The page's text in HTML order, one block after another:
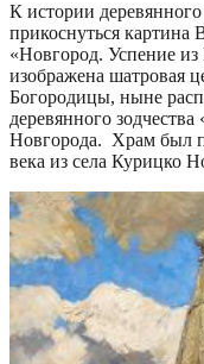
К истории деревянного
прикоснуться
«Новгород. Успение из
изображена шатровая
Богородицы, ныне
деревянного
Новгорода. Храм был
века из села Курицко